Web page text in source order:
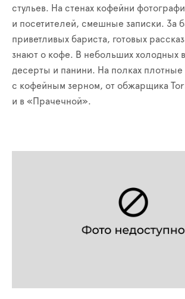
стульев. На стенах кофейни
и посетителей, смешные записки. За
приветливых бариста, готовых
знают о кофе. В небольших холодных
десерты и панини. На полках плотные
с кофейным зерном, от обжарщика
и в «Прачечной».